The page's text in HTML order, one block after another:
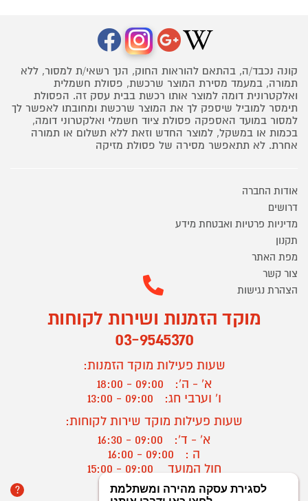
קונה נכבד/ה, בהתאם להוראות החוק, הנך רשאי/ת למסור, ללא
תמורה, במעמד מסירת המוצר שרכשת, פסולת חשמלית
ואלקטרונית דומה למוצר אותו רכשת בבית עסק זה. הפסולת
תימסר למוביל שיספק לך את המוצר שרכשת ומחובתו לאפשר לך
למסור במועד האספקה פסולת ציוד חשמלי ואלקטרוני דומה,
בכמות או במשקל, למוצר החדש וזאת ללא תשלום או תמורה
אחרת. לא תתאפשר מסירה של פסולת מזיקה
אודות החברה
דרושים
מדיניות פרטיות ואבטחת מידע
תקנון
מפת האתר
צור קשר
הצהרת נגישות
מוקד הזמנות ושירות לקוחות
03-9545370
שעות פעילות מוקד הזמנות:
א' - ה':
09:00 - 18:00
ו' וערבי חג:
09:00 - 13:00
שעות פעילות מוקד שירות לקוחות:
א' - ד':
09:00 - 16:30
ה :
09:00 - 16:00
חול המועד
? יצירת קשר/ביטול הזמנה